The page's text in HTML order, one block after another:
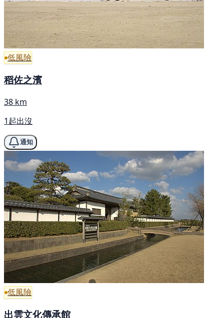
低風險
稻佐之濱
38 km
1起出沒
通知
低風險
出雲文化傳承館